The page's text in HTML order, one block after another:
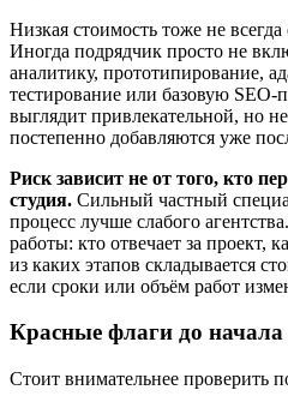
Низкая стоимость тоже не
Иногда подрядчик просто не
аналитику, прототипирование,
тестирование или базовую SEO-
выглядит привлекательной, но
постепенно добавляются уже
Риск зависит не от того, кто
студия. Сильный частный
процесс лучше слабого
работы: кто отвечает за проект,
из каких этапов складывается
если сроки или объём работ
Красные флаги до начала
Стоит внимательнее проверить